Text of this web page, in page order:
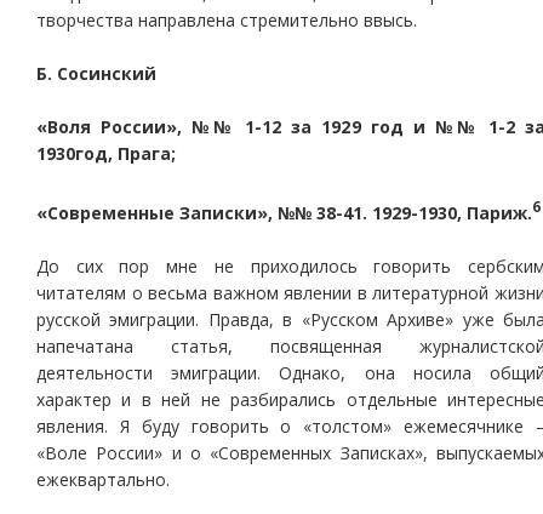
творчества направлена стремительно ввысь.
Б. Сосинский
«Воля России», №№ 1-12 за 1929 год и №№ 1-2
1930год, Прага;
«Современные Записки», №№ 38-41. 1929-1930, Париж.6
До сих пор мне не приходилось говорить
читателям о весьма важном явлении в литературной
русской эмиграции. Правда, в «Русском Архиве» уже
напечатана статья, посвященная
деятельности эмиграции. Однако, она носила
характер и в ней не разбирались отдельные
явления. Я буду говорить о «толстом» ежемесячнике
«Воле России» и о «Современных Записках»,
ежеквартально.